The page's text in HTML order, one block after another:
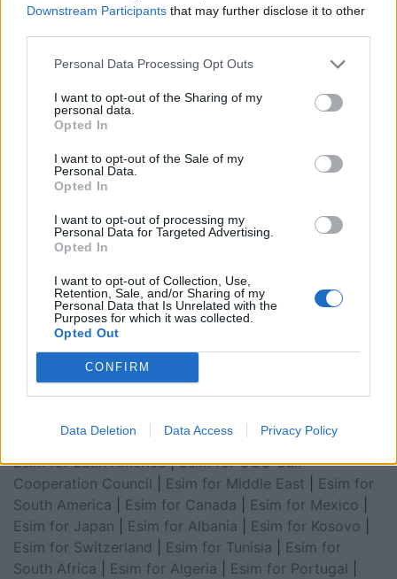
Downstream Participants that may further disclose it to other
Personal Data Processing Opt Outs
I want to opt-out of the Sharing of my
personal data.
Opted In
I want to opt-out of the Sale of my
Personal Data.
Opted In
I want to opt-out of processing my
Personal Data for Targeted Advertising.
Opted In
I want to opt-out of Collection, Use,
Retention, Sale, and/or Sharing of my
Personal Data that Is Unrelated with the
Purposes for which it was collected.
Opted Out
CONFIRM
Data Deletion Data Access Privacy Policy
Esim for Global|Esim for Europe|Esim for Caribbean
Esim for USA|
for Turkey|Esim for Germany|Esim for Greece|Esim
for Asia
Esim for World Cup 2026
Arabia|Esim for Egypt|Esim for United Arab
Esim for Balkans Esim for Morocco
for China| Esim for United Kingdom |Esim for Africa
Esim for Latin America|Esim for GCC Gulf
Cooperation Council
Esim for Middle East
Esim for
South America
Esim for Canada Esim for Mexico
Esim for Japan
Esim for Albania Esim for Kosovo
Esim for Switzerland
Esim for Tunisia
Esim for
South Africa
Esim for Algeria Esim for Portugal